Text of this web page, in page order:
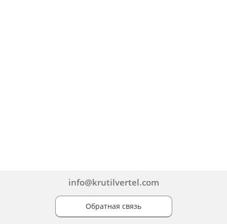
info@krutilvertel.com
Обратная связь